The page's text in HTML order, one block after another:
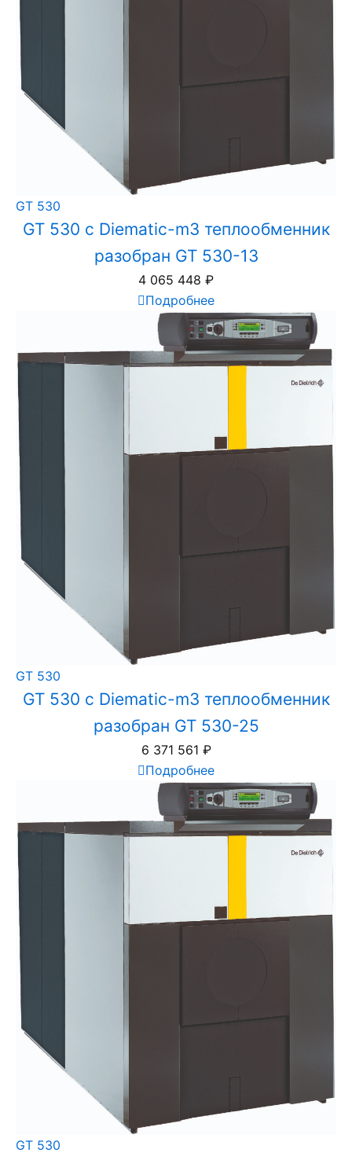
GT 530
GT 530 с Diematic-m3 теплообменник
разобран GT 530-13
4 065 448 ₽
Подробнее
GT 530
GT 530 с Diematic-m3 теплообменник
разобран GT 530-25
6 371 561 ₽
Подробнее
GT 530